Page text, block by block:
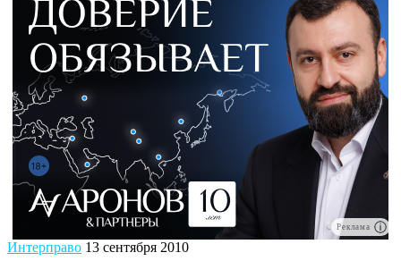
Реклама
Интерправо 13 сентября 2010